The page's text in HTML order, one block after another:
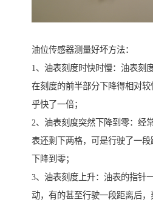
油位传感器测量好坏方法：
1、油表刻度时快时慢：油表刻
在刻度的前半部分下降得相对
乎快了一倍；
2、油表刻度突然下降到零：经
表还剩下两格，可是行驶了一
下降到零；
3、油表刻度上升：油表的指针
动，有的甚至行驶一段距离后